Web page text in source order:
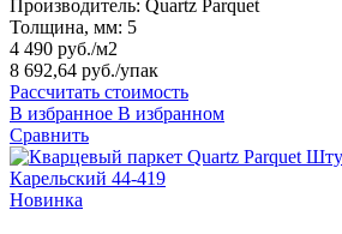
Производитель: Quartz Parquet
Толщина, мм: 5
4 490 руб./м2
8 692,64 руб./упак
Рассчитать стоимость
В избранное В избранном
Сравнить
Новинка